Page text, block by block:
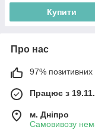
Купити
Про нас
97% позитивних
Працює з
м. Дніпро
Самовивозу